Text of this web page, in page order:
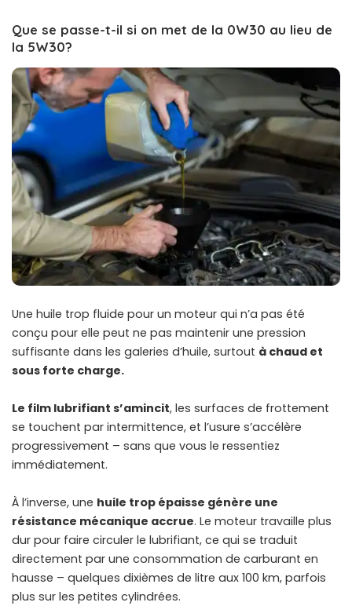
Que se passe-t-il si on met de la 0W30 au lieu de
la 5W30?
Une huile trop fluide pour un moteur qui n’a pas été
conçu pour elle peut ne pas maintenir une pression
suffisante dans les galeries d’huile, surtout à chaud et
sous forte charge.
Le film lubrifiant s’amincit, les surfaces de frottement
se touchent par intermittence, et l’usure s’accélère
progressivement – sans que vous le ressentiez
immédiatement.
À l’inverse, une huile trop épaisse génère une
résistance mécanique accrue. Le moteur travaille plus
dur pour faire circuler le lubrifiant, ce qui se traduit
directement par une consommation de carburant en
hausse – quelques dixièmes de litre aux 100 km, parfois
plus sur les petites cylindrées.